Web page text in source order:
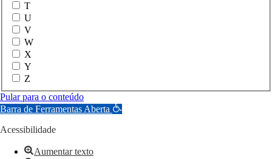
T
U
V
W
X
Y
Z
Pular para o conteúdo
Barra de Ferramentas Aberta
Acessibilidade
Aumentar texto